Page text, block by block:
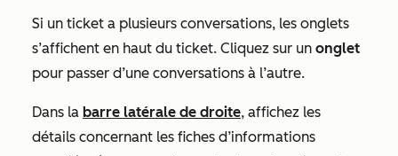
Si un ticket a plusieurs conversations, les onglets
s’affichent en haut du ticket. Cliquez sur un onglet
pour passer d’une conversations à l’autre.
Dans la barre latérale de droite, affichez les
détails concernant les fiches d’informations